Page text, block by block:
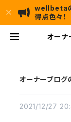
wellbetaの
得点色々！
オー
オーナーブログ
2021/12/27